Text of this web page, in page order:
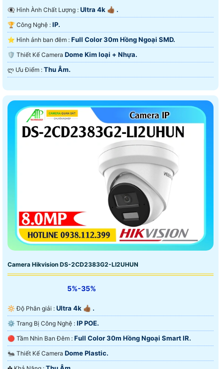
👁️‍🗨 Hình Ành Chất Lượng : Ultra 4k 👍🏾 .
🏆 Công Nghệ : IP.
⭐ Hình ảnh ban đêm : Full Color 30m Hồng Ngoại SMD.
🛡 Thiết Kế Camera Dome Kim loại + Nhựa.
️ლ Ưu Điểm : Thu Âm.
Camera Hikvision DS-2CD2383G2-LI2UHUN
5%-35%
🔆 Độ Phân giải : Ultra 4k 👍🏾 .
⚙ Trang Bị Công Nghệ : IP POE.
🔴 Tầm Nhìn Ban Đêm : Full Color 30m Hồng Ngoại Smart IR.
🐜 Thiết Kế Camera Dome Plastic.